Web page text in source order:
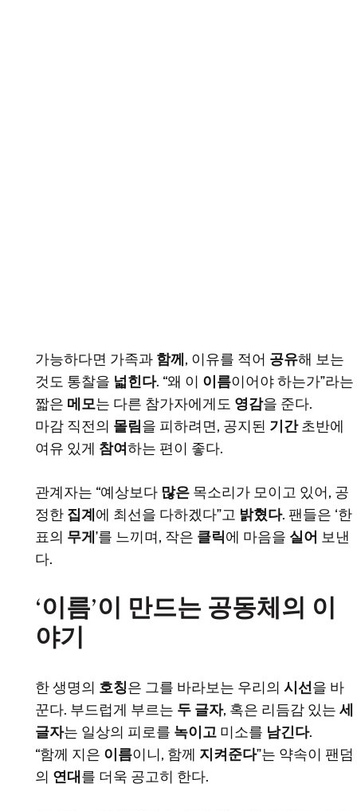
가능하다면 가족과 함께 , 이유를 적어 공유해 보는
것도 통찰을 넓힌다. “왜 이 이름이어야 하는가”라는
짧은 메모는 다른 참가자에게도 영감을 준다.
마감 직전의 몰림을 피하려면, 공지된 기간초반에
여유 있게 참여하는 편이 좋다.
관계자는 “예상보다 많은 목소리가 모이고 있어, 공
정한 집계 에 최선을 다하겠다”고 밝혔다. 팬들은 ‘한
표의 무게 ’를 느끼며, 작은 클릭에 마음을 실어 보낸
다.
‘이름’이 만드는 공동체의 이
야기
한 생명의 호칭은 그를 바라보는 우리의 시선을 바
꾼다. 부드럽게 부르는 두 글자, 혹은 리듬감 있는 세
글자는 일상의 피로를 녹이고 미소를 남긴다.
“함께 지은 이름이니, 함께 지켜준다”는 약속이 팬덤
의 연대 를 더욱 공고히 한다.